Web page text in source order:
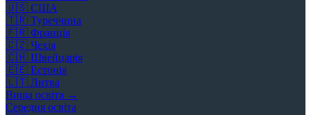
🇺🇸 США
🇹🇷 Туреччина
🇫🇷 Франція
🇨🇿 Чехія
🇨🇭 Швейцарія
🇪🇪 Естонія
🇱🇹 Литва
Вища освіта →
Середня освіта